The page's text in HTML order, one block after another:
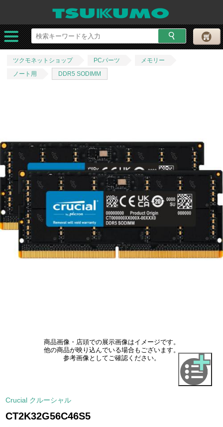
ツクモネットショップ PCパーツ
メモリー
ノート用
DDR5 SODIMM
商品画像・店頭での展示画像はイメージです。
他の商品が映り込んでいる場合もございます。
参考画像としてご確認ください。
Crucial クルーシャル
CT2K32G56C46S5